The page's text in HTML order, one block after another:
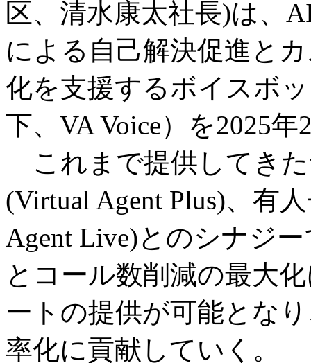
区、清水康太社長)は、
による自己解決促進と
化を支援するボイスボ
下、VA Voice）を2025
これまで提供してき
(Virtual Agent Plus)、有
Agent Live)とのシナジ
とコール数削減の最大
ートの提供が可能とな
率化に貢献していく。